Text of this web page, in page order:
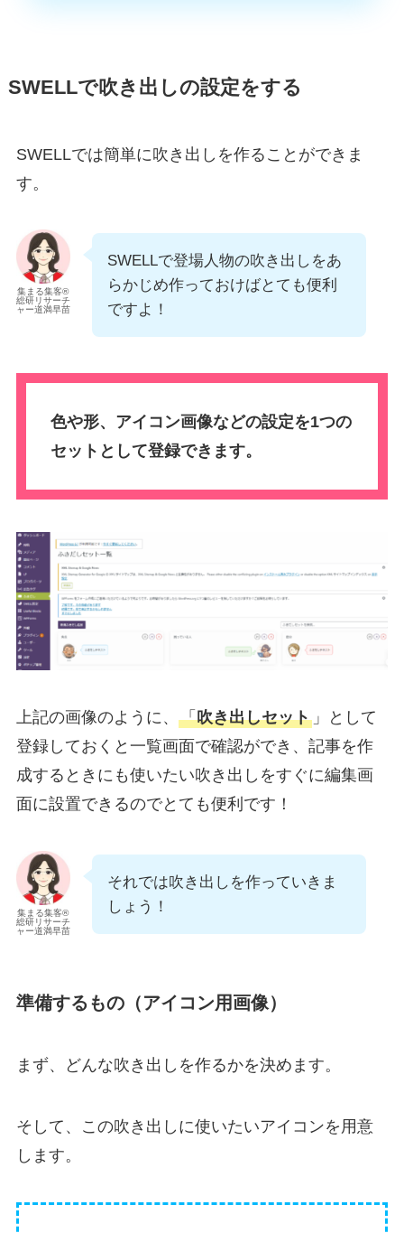
SWELLで吹き出しの設定をする
SWELLでは簡単に吹き出しを作ることができま
す。
集まる集客®
総研リサーチ
ャー道満早苗
SWELLで登場人物の吹き出しをあ
らかじめ作っておけばとても便利
ですよ！
色や形、アイコン画像などの設定を1つの
セットとして登録できます。
上記の画像のように、 「吹き出しセット」として
登録しておくと一覧画面で確認ができ、記事を作
成するときにも使いたい吹き出しをすぐに編集画
面に設置できるのでとても便利です！
集まる集客®
総研リサーチ
ャー道満早苗
それでは吹き出しを作っていきま
しょう！
準備するもの（アイコン用画像）
まず、どんな吹き出しを作るかを決めます。
そして、この吹き出しに使いたいアイコンを用意
します。